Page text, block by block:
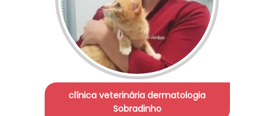
clínica veterinária dermatologia
Sobradinho